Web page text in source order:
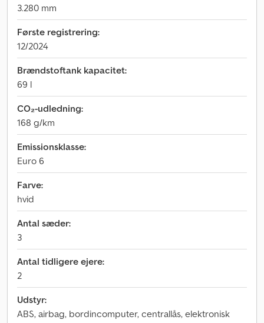
3.280 mm
Første registrering:
12/2024
Brændstoftank kapacitet:
69 l
CO₂-udledning:
168 g/km
Emissionsklasse:
Euro 6
Farve:
hvid
Antal sæder:
3
Antal tidligere ejere:
2
Udstyr:
ABS, airbag, bordincomputer, centrallås, elektronisk